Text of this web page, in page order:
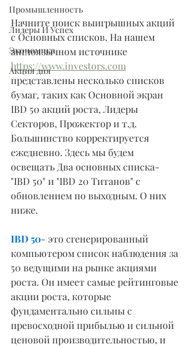
Промышленность
Лидеры И Успех
Экономика
Акция дня
Начните поиск выигрышных акций
с Основных списков. На нашем
англоязычном источнике
https://www.investors.com
представлены несколько списков
бумаг, таких как Основной экран
IBD 50 акций роста, Лидеры
Секторов, Прожектор и т.д.
Большинство корректируется
ежедневно. Здесь мы будем
освещать Два основных списка-
"IBD 50" и "IBD 20 Титанов" с
обновлением по выходным. О них
ниже.
IBD 50- это сгенерированный
компьютером список наблюдения за
50 ведущими на рынке акциями
роста. Он имеет самые рейтинговые
акции роста, которые
фундаментально сильны с
превосходной прибылью и сильной
ценовой производительностью, и